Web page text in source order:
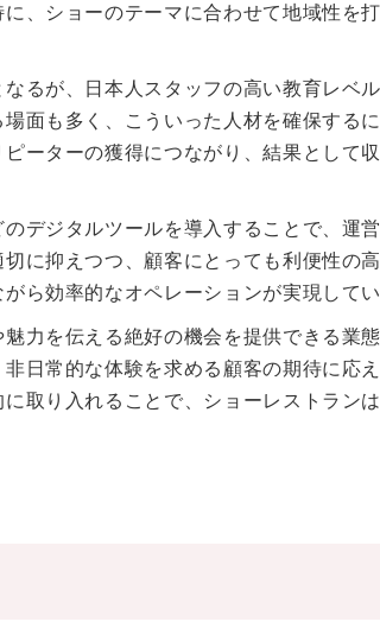
、ショーのテーマに合わせて地域性を
るが、日本人スタッフの高い教育レベ
面も多く、こういった人材を確保する
ーターの獲得につながり、結果として
デジタルツールを導入することで、運
に抑えつつ、顧客にとっても利便性の
ら効率的なオペレーションが実現してい
力を伝える絶好の機会を提供できる業
日常的な体験を求める顧客の期待に応
取り入れることで、ショーレストラン